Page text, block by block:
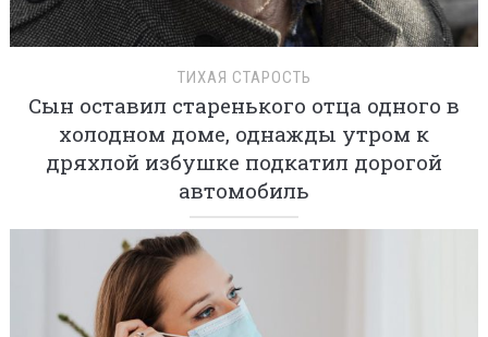
ТИХАЯ СТАРОСТЬ
Сын оставил старенького отца одного в
холодном доме, однажды утром к
дряхлой избушке подкатил дорогой
автомобиль